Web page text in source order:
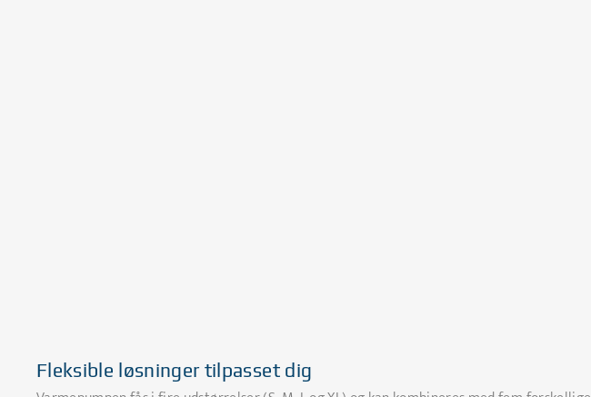
Fleksible løsninger tilpasset dig